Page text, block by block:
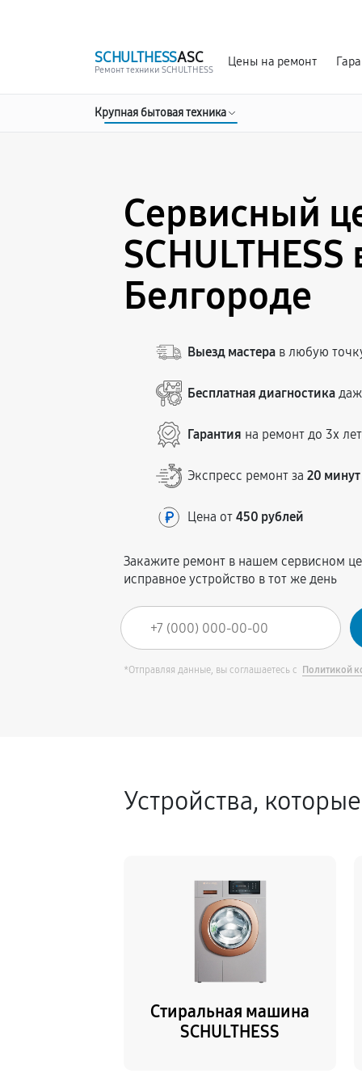
SCHULTHESSASC
Ремонт техники SCHULTHESS
Цены на ремонт
Крупная бытовая техника
Сервисный
SCHULTHESS
Белгороде
Выезд мастера в любую
Бесплатная диагностика
Гарантия на ремонт до 3х лет
Экспресс ремонт за20 минут
Цена от450 рублей
Закажите ремонт в нашем сервисном
исправное устройство в тот же день
*Отправляя данные, вы соглашаетесь с Политикой
Устройства,
Стиральная машина
SCHULTHESS